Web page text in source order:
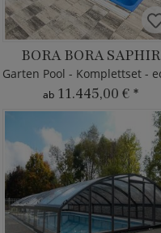
BORA BORA SAPHIR
ab 11.445,00 € *